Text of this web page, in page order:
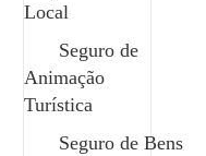
Local
Seguro de
Animação
Turística
Seguro de Bens
“Safe”